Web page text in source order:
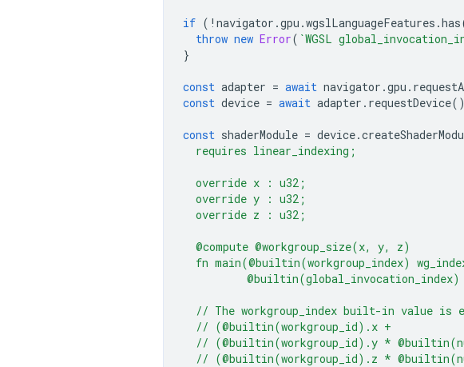
if ( ! navigator .gpu .wgslLanguageFeatures .has
throw new Error( `WGSL
}
const adapter = await navigator .gpu .
const device = await adapter . requestDevice
const shaderModule = device.
  requires linear_indexing;
  override x : u32;
  override y : u32;
  override z : u32;
  @compute @workgroup_size(x, y, z)
fn main(@builtin(workgroup_index)
// The workgroup_index built-in value is
  // (@builtin(workgroup_id).x +
// (@builtin(workgroup_id).y *
// (@builtin(workgroup_id).z *